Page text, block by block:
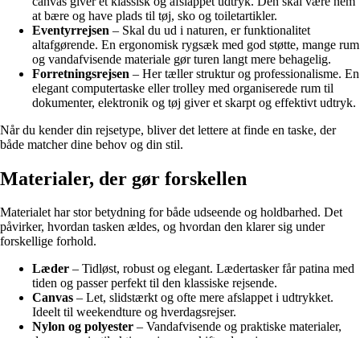
at bære og have plads til tøj, sko og toiletartikler.
Eventyrrejsen – Skal du ud i naturen, er funktionalitet
altafgørende. En ergonomisk rygsæk med god støtte, mange rum
og vandafvisende materiale gør turen langt mere behagelig.
Forretningsrejsen – Her tæller struktur og professionalisme. En
elegant computertaske eller trolley med organiserede rum til
dokumenter, elektronik og tøj giver et skarpt og effektivt udtryk.
Når du kender din rejsetype, bliver det lettere at finde en taske, der
både matcher dine behov og din stil.
Materialer, der gør forskellen
Materialet har stor betydning for både udseende og holdbarhed. Det
påvirker, hvordan tasken ældes, og hvordan den klarer sig under
forskellige forhold.
Læder – Tidløst, robust og elegant. Lædertasker får patina med
tiden og passer perfekt til den klassiske rejsende.
Canvas – Let, slidstærkt og ofte mere afslappet i udtrykket.
Ideelt til weekendture og hverdagsrejser.
Nylon og polyester – Vandafvisende og praktiske materialer,